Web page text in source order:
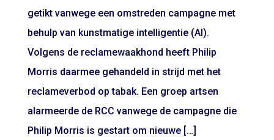
getikt vanwege een omstreden campagne met
behulp van kunstmatige intelligentie (AI).
Volgens de reclamewaakhond heeft Philip
Morris daarmee gehandeld in strijd met het
reclameverbod op tabak. Een groep artsen
alarmeerde de RCC vanwege de campagne die
Philip Morris is gestart om nieuwe […]